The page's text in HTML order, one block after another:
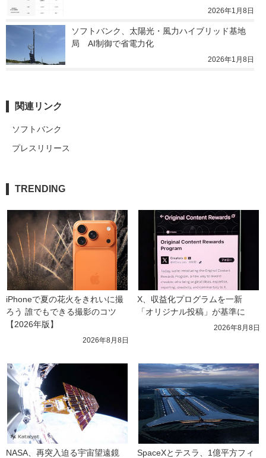
2026年1月8日
ソフトバンク、太陽光・風力ハイブリッド基地
局　AI制御で省電力化
2026年1月8日
関連リンク
ソフトバンク
プレスリリース
TRENDING
iPhoneで夏の花火をきれいに撮
ろう 誰でもできる撮影のコツ
【2026年版】
2026年8月8日
X、収益化プログラムを一新
「オリジナル投稿」が基準に
2026年8月8日
NASA、再突入迫る宇宙望遠鏡
SpaceXとテスラ、1億平方フィ